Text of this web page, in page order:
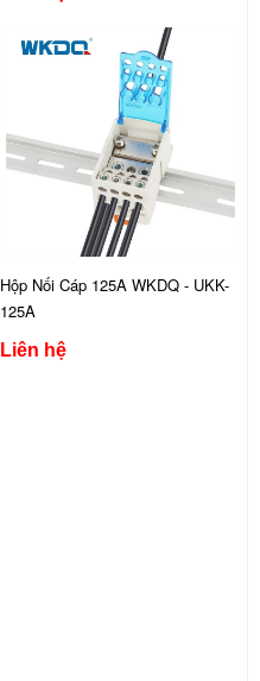
Hộp Nối Cáp 125A WKDQ - UKK-
125A
Liên hệ